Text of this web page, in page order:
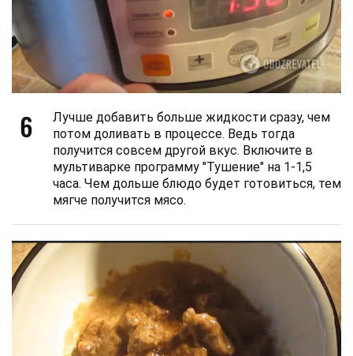
6
Лучше добавить больше жидкости сразу, чем
потом доливать в процессе. Ведь тогда
получится совсем другой вкус. Включите в
мультиварке программу "Тушение" на 1-1,5
часа. Чем дольше блюдо будет готовиться, тем
мягче получится мясо.